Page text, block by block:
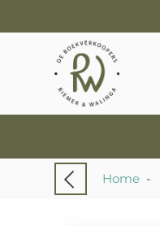
Home -